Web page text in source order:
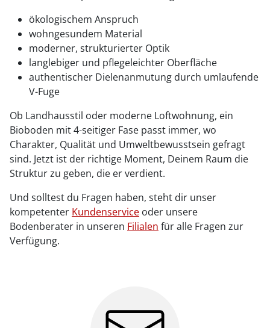
ökologischem Anspruch
wohngesundem Material
moderner, strukturierter Optik
langlebiger und pflegeleichter Oberfläche
authentischer Dielenanmutung durch umlaufende
V-Fuge
Ob Landhausstil oder moderne Loftwohnung, ein
Bioboden mit 4-seitiger Fase passt immer, wo
Charakter, Qualität und Umweltbewusstsein gefragt
sind. Jetzt ist der richtige Moment, Deinem Raum die
Struktur zu geben, die er verdient.
Und solltest du Fragen haben, steht dir unser
kompetenter Kundenservice oder unsere
Bodenberater in unseren Filialen für alle Fragen zur
Verfügung.